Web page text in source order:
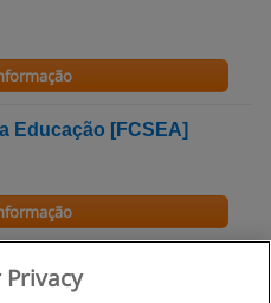
Educação [FCSEA]
Educação
Privacy